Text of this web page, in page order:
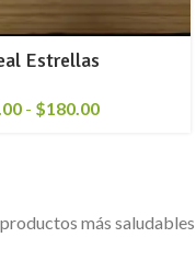
Estrellas
- $180.00
más saludables